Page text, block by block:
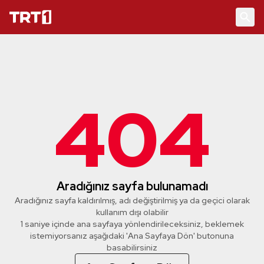
404
Aradığınız sayfa bulunamadı
Aradığınız sayfa kaldırılmış, adı değiştirilmiş ya da geçici olarak
kullanım dışı olabilir
1 saniye içinde ana sayfaya yönlendirileceksiniz, beklemek
istemiyorsanız aşağıdaki 'Ana Sayfaya Dön' butonuna
basabilirsiniz